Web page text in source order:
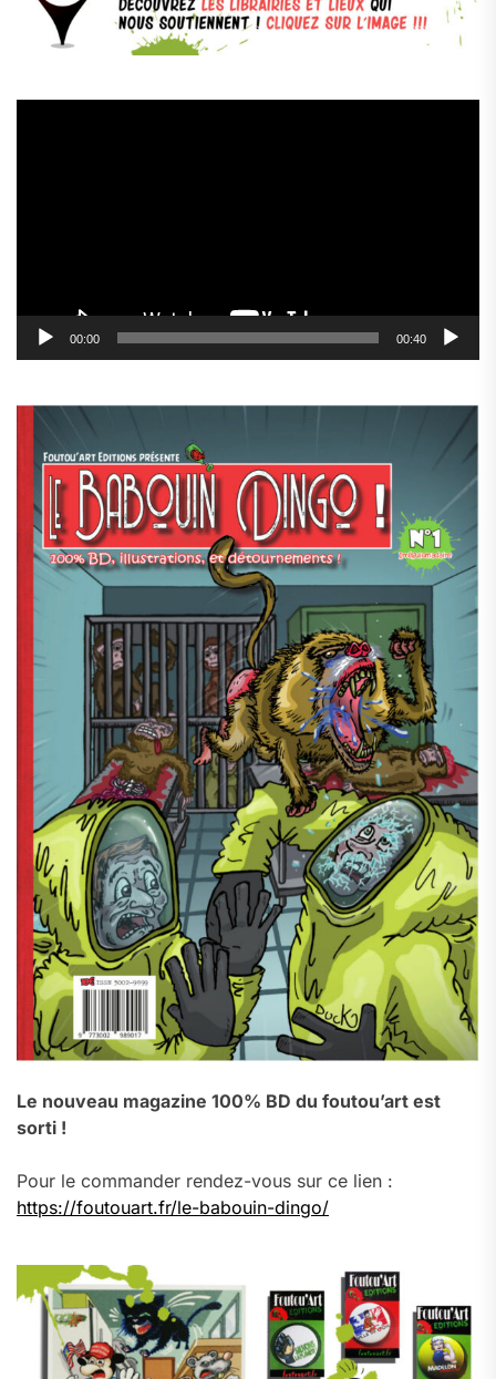
00:00 00:40
Le nouveau magazine 100% BD du foutou’art est
sorti !
Pour le commander rendez-vous sur ce lien :
https://foutouart.fr/le-babouin-dingo/